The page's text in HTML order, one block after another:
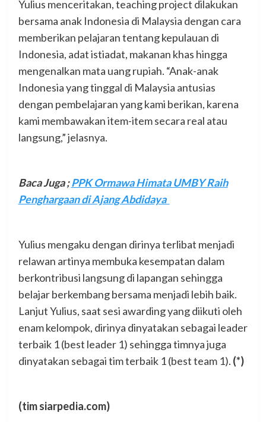
Yulius menceritakan, teaching project dilakukan
bersama anak Indonesia di Malaysia dengan cara
memberikan pelajaran tentang kepulauan di
Indonesia, adat istiadat, makanan khas hingga
mengenalkan mata uang rupiah. “Anak-anak
Indonesia yang tinggal di Malaysia antusias
dengan pembelajaran yang kami berikan, karena
kami membawakan item-item secara real atau
langsung,” jelasnya.
Baca Juga ;PPK Ormawa Himata UMBY Raih
Penghargaan di Ajang Abdidaya
Yulius mengaku dengan dirinya terlibat menjadi
relawan artinya membuka kesempatan dalam
berkontribusi langsung di lapangan sehingga
belajar berkembang bersama menjadi lebih baik.
Lanjut Yulius, saat sesi awarding yang diikuti oleh
enam kelompok, dirinya dinyatakan sebagai leader
terbaik 1 (best leader 1) sehingga timnya juga
dinyatakan sebagai tim terbaik 1 (best team 1). (*)
(tim siarpedia.com)